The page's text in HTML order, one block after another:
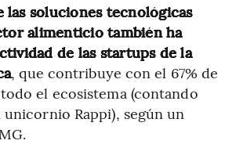
las soluciones tecnológicas
alimenticio también ha
de las startups de la
, que contribuye con el 67% de
el ecosistema (contando
Rappi), según un